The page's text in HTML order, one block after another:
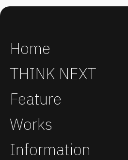
Home
THINK NEXT
Feature
Works
Information